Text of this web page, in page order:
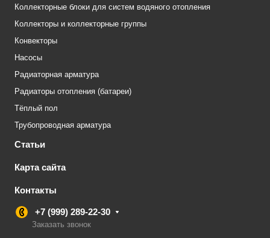
Коллекторные блоки для систем водяного отопления
Коллекторы и коллекторные группы
Конвекторы
Насосы
Радиаторная арматура
Радиаторы отопления (батареи)
Тёплый пол
Трубопроводная арматура
Статьи
Карта сайта
Контакты
+7 (999) 289-22-30
Заказать звонок